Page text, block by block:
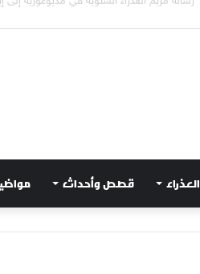
قصص وأحداث